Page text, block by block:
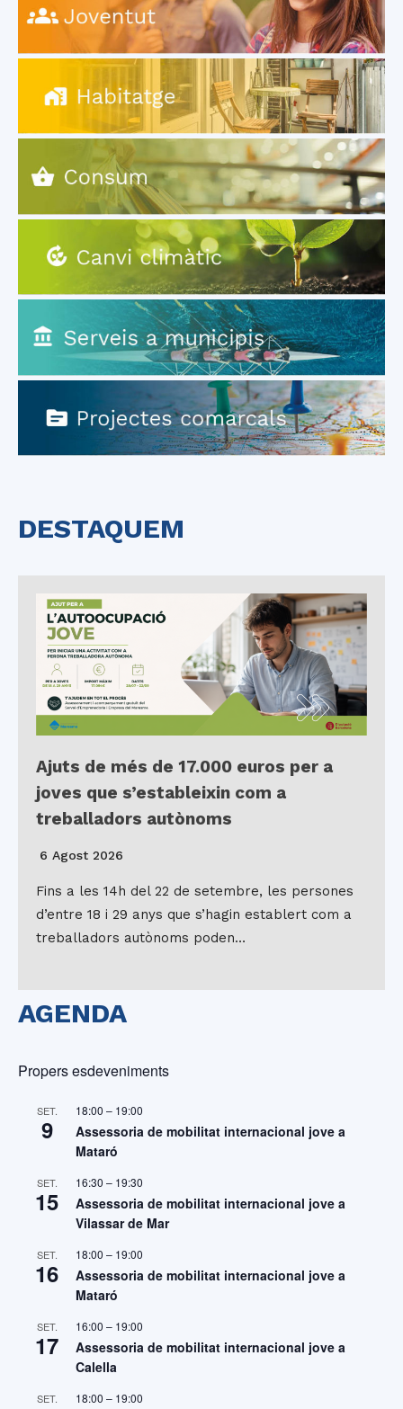
DESTAQUEM
Ajuts de més de 17.000 euros per a
joves que s’estableixin com a
treballadors autònoms
6 Agost 2026
Fins a les 14h del 22 de setembre, les persones
d’entre 18 i 29 anys que s’hagin establert com a
treballadors autònoms poden…
AGENDA
Propers esdeveniments
SET.
9
18:00 – 19:00
Assessoria de mobilitat internacional jove a
Mataró
SET.
15
16:30 – 19:30
Assessoria de mobilitat internacional jove a
Vilassar de Mar
SET.
16
18:00 – 19:00
Assessoria de mobilitat internacional jove a
Mataró
SET.
17
16:00 – 19:00
Assessoria de mobilitat internacional jove a
Calella
SET. 18:00 – 19:00